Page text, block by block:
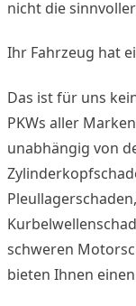
nicht die
Ihr Fahrzeug hat
Das ist für uns
PKWs aller
unabhängig von
schweren
bieten Ihnen